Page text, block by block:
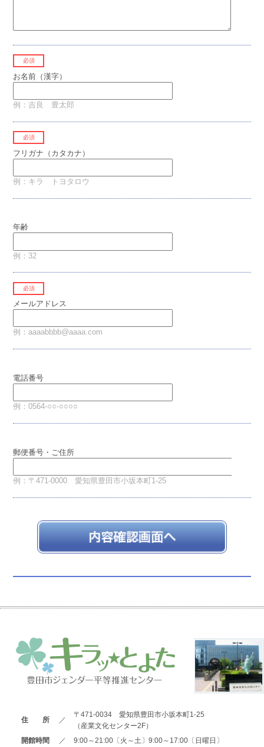
必須
お名前（漢字）
例：吉良 豊太郎
必須
フリガナ（カタカナ）
例：キラ トヨタロウ
年齢
例：32
必須
メールアドレス
例：aaaabbbb@aaaa.com
電話番号
例：0564-○○-○○○○
郵便番号・ご住所
例：〒471-0000 愛知県豊田市小坂本町1-25
住 所 ／
〒471-0034 愛知県豊田市小坂本町1-25
（産業文化センター2F）
開館時間
／ 9:00～21:00〔火～土〕9:00～17:00〔日曜日〕